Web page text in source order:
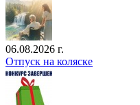
06.08.2026 г.
Отпуск на коляске